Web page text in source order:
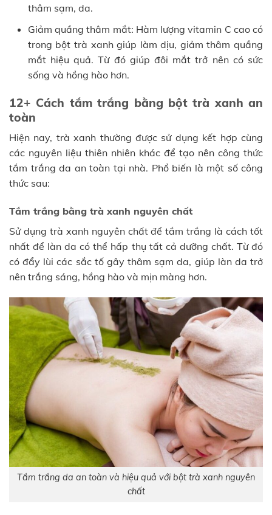
thâm sạm, da.
Giảm quầng thâm mắt: Hàm lượng vitamin C cao có
trong bột trà xanh giúp làm dịu, giảm thâm quầng
mắt hiệu quả. Từ đó giúp đôi mắt trở nên có sức
sống và hồng hào hơn.
12+ Cách tắm trắng bằng bột trà xanh an
toàn
Hiện nay, trà xanh thường được sử dụng kết hợp cùng
các nguyên liệu thiên nhiên khác để tạo nên công thức
tắm trắng da an toàn tại nhà. Phổ biến là một số công
thức sau:
Tắm trắng bằng trà xanh nguyên chất
Sử dụng trà xanh nguyên chất để tắm trắng là cách tốt
nhất để làn da có thể hấp thụ tất cả dưỡng chất. Từ đó
có đẩy lùi các sắc tố gây thâm sạm da, giúp làn da trở
nên trắng sáng, hồng hào và mịn màng hơn.
Tắm trắng da an toàn và hiệu quả với bột trà xanh nguyên
chất